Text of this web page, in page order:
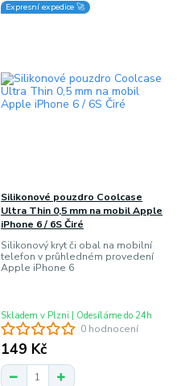
Expresní expedice 🚀
0 hodnocení
Silikonové pouzdro Coolcase
Ultra Thin 0,5 mm na mobil Apple
iPhone 6 / 6S Čiré
Silikonový kryt či obal na mobilní
telefon v průhledném provedení
Apple iPhone 6
149 Kč
Skladem v Plzni | Odesíláme do 24h